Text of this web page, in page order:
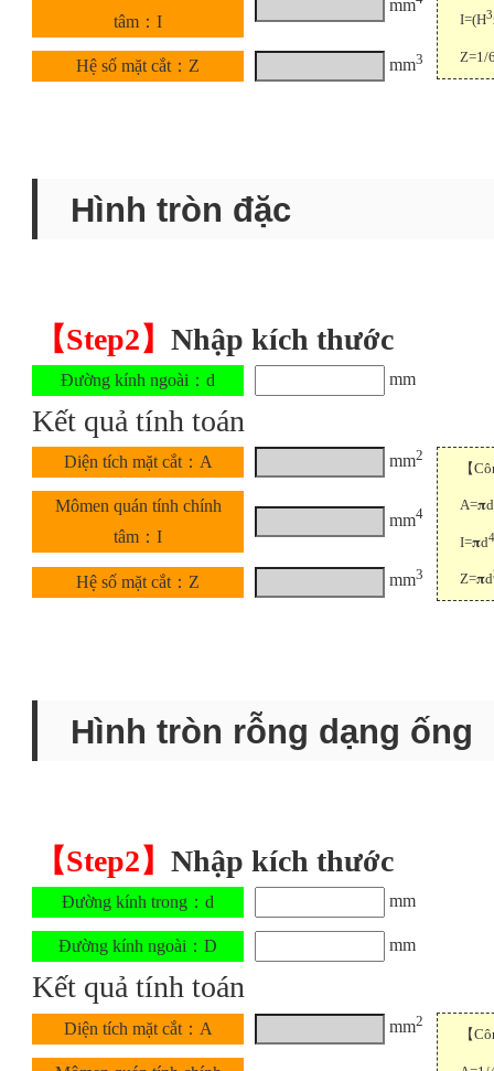
tâm：I
mm
Hệ số mặt cắt：Z mm3
I=(H3
Z=1/
Hình tròn đặc
【Step2】Nhập kích thước
Đường kính ngoài：d mm
Kết quả tính toán
Diện tích mặt cắt：A mm2
Mômen quán tính chính
tâm：I
mm4
Hệ số mặt cắt：Z mm3
【
A=𝛑d
I=𝛑d4
Z=𝛑d
Hình tròn rỗng dạng ống
【Step2】Nhập kích thước
Đường kính trong：d mm
Đường kính ngoài：D mm
Kết quả tính toán
Diện tích mặt cắt：A mm2
【